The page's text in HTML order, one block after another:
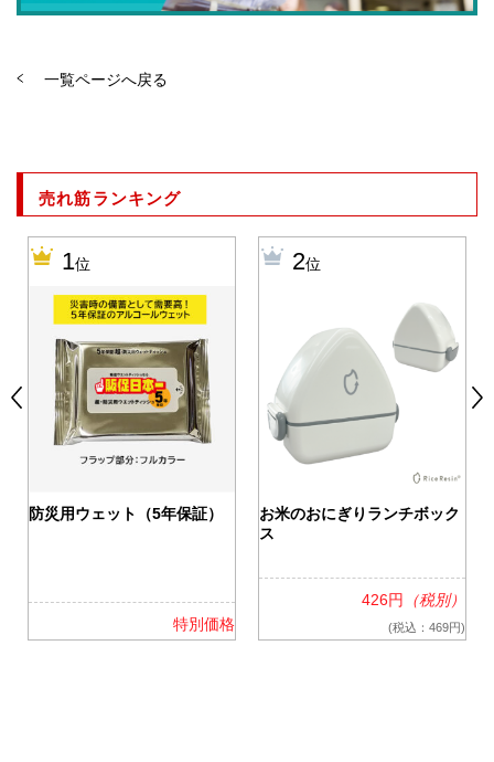
一覧ページへ戻る
売れ筋ランキング
1位
防災用ウェット（5年保証）
特別価格
2位
お米のおにぎりランチボック
ス
426円 （税別）
(税込：469円)